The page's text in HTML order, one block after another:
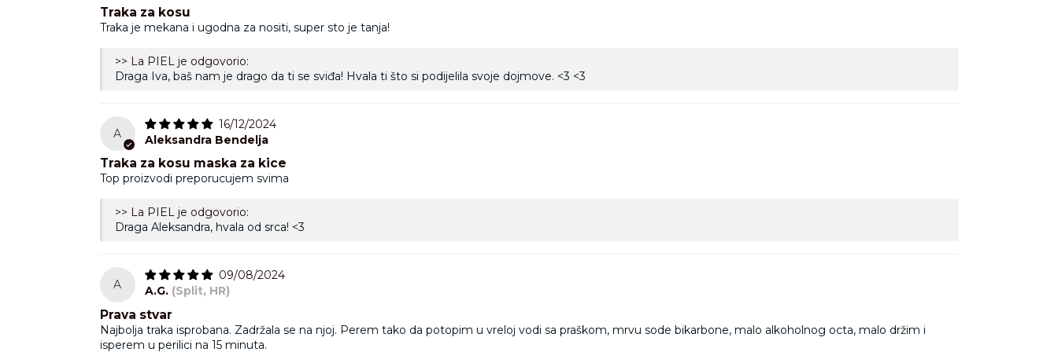
Traka za kosu
Traka je mekana i ugodna za nositi, super sto je tanja!
>> La PIEL je odgovorio:
Draga Iva, baš nam je drago da ti se sviđa! Hvala ti što si podijelila svoje dojmove. <3 <3
A
16/12/2024
Aleksandra Bendelja
Traka za kosu maska za kice
Top proizvodi preporucujem svima
>> La PIEL je odgovorio:
Draga Aleksandra, hvala od srca! <3
A
09/08/2024
A.G. (Split, HR)
Prava stvar
Najbolja traka isprobana. Zadržala se na njoj. Perem tako da potopim u vreloj vodi sa praškom, mrvu sode bikarbone, malo alkoholnog octa, malo držim i
isperem u perilici na 15 minuta.